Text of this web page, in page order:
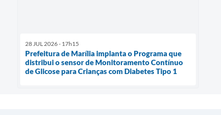
28 JUL 2026 - 17h15
Prefeitura de Marília implanta o Programa que
distribui o sensor de Monitoramento Contínuo
de Glicose para Crianças com Diabetes Tipo 1